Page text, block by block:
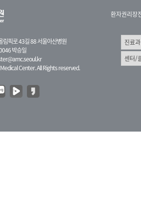
림픽로 43길 88 서울아산병원
박승일
Center. All Rights reserved.
환자권리장